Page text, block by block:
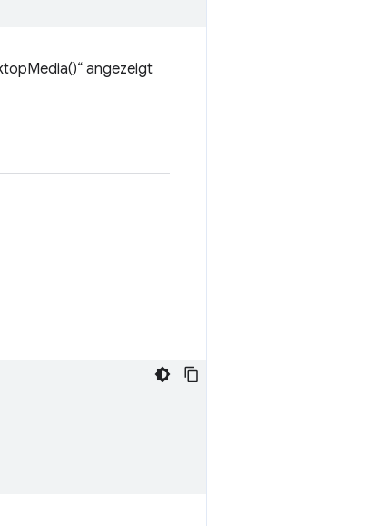
angezeigt